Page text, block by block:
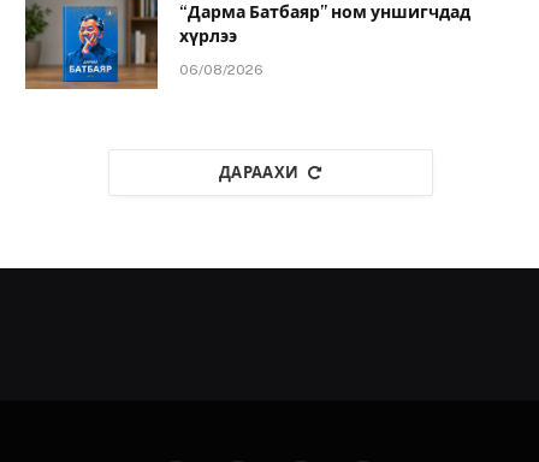
“Дарма Батбаяр” ном уншигчдад
хүрлээ
06/08/2026
ДАРААХИ